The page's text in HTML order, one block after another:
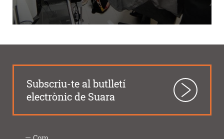
Subscriu-te al butlletí
electrònic de Suara